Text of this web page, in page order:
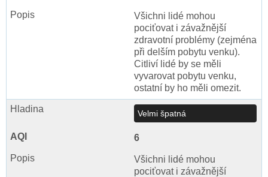
Všichni lidé mohou
pociťovat i závažnější
zdravotní problémy (zejména
při delším pobytu venku).
Citliví lidé by se měli
vyvarovat pobytu venku,
ostatní by ho měli omezit.
Velmi špatná
6
Všichni lidé mohou
pociťovat i závažnější